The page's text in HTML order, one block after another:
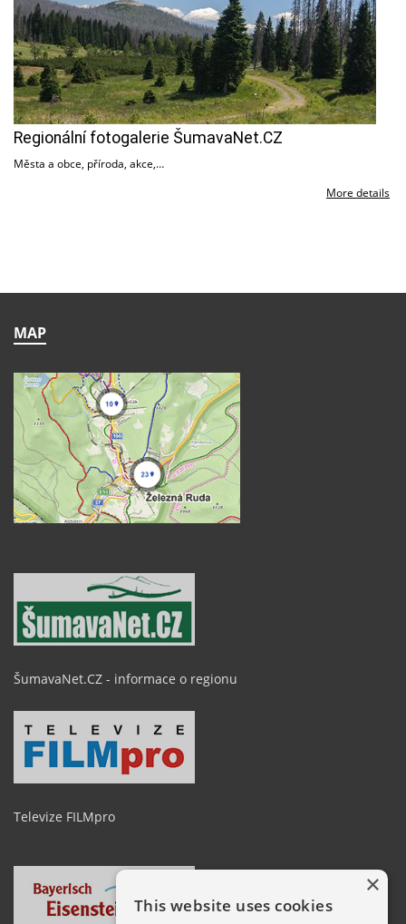
Regionální fotogalerie ŠumavaNet.CZ
Města a obce, příroda, akce,…
More details
MAP
ŠumavaNet.CZ - informace o regionu
Televize FILMpro
×
This website uses cookies